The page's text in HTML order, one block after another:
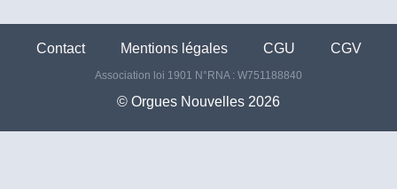
©️ Orgues Nouvelles 2026
Association loi 1901 N°RNA : W751188840
Contact Mentions légales CGU CGV